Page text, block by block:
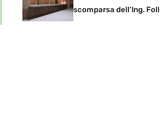
scomparsa dell’Ing.